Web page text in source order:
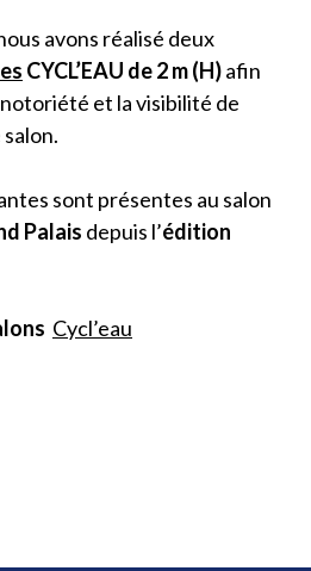
avons réalisé deux
CYCL’EAU de 2 m (H)afin
et la visibilité de
sont présentes au salon
Palais depuis l’édition
Cycl’eau